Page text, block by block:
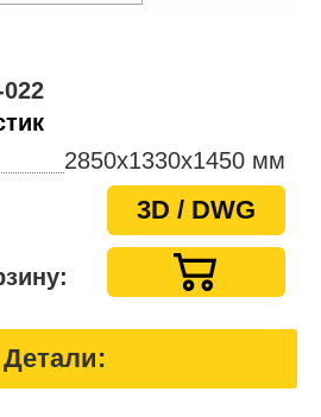
2850х1330х1450 мм
3D / DWG
Детали: